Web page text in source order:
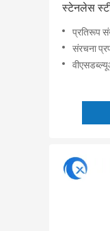
स्टेनलेस
एंटीना
प्रतिरूप
संरचना